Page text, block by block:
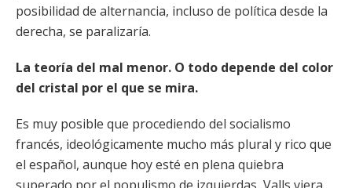
posibilidad de alternancia, incluso de política desde la
derecha, se paralizaría.
La teoría del mal menor. O todo depende del color
del cristal por el que se mira.
Es muy posible que procediendo del socialismo
francés, ideológicamente mucho más plural y rico que
el español, aunque hoy esté en plena quiebra